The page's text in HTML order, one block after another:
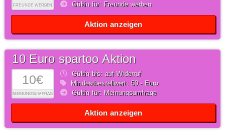
FREUNDE WERBEN
Gültig für: Freunde werben
Aktion anzeigen
10€
MEINUNGSUMFRAGE
10 Euro spartoo Aktion
Gültig bis: auf Widerruf
Mindestbestellwert: 50,- Euro
Gültig für: Meinungsumfrage
Aktion anzeigen